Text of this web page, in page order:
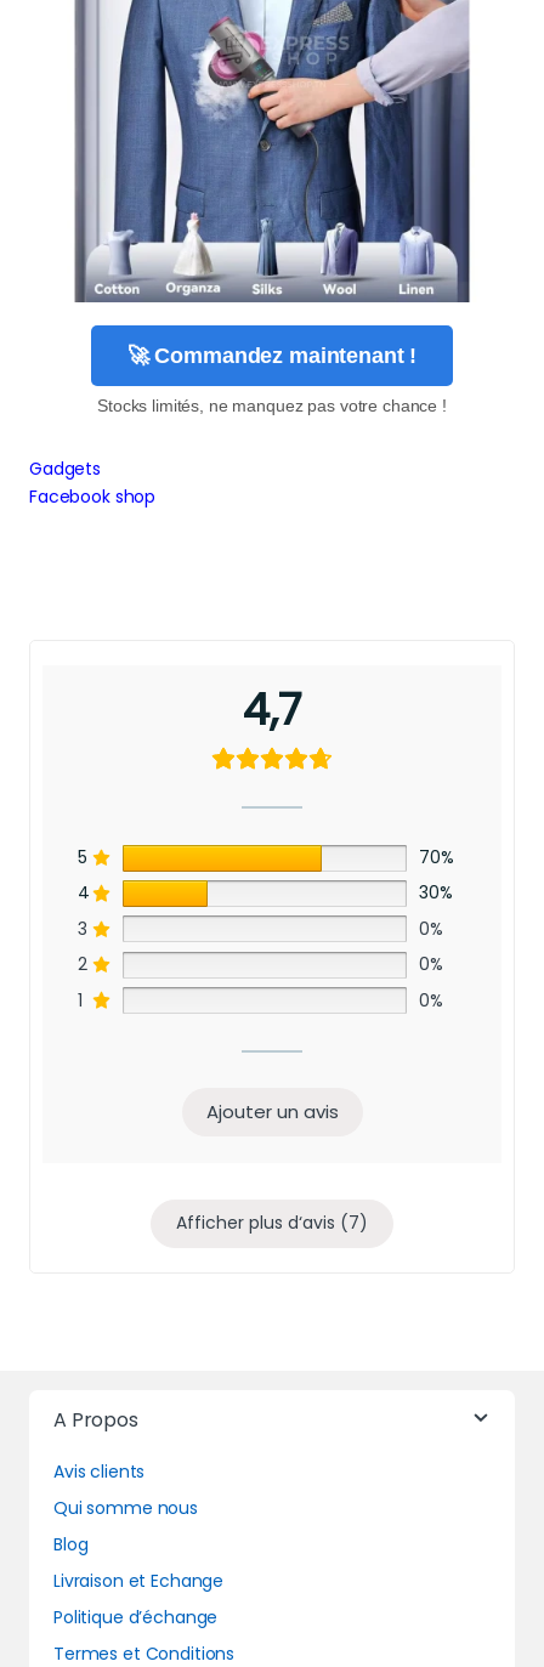
🚀 Commandez maintenant !
Stocks limités, ne manquez pas votre chance !
Gadgets
Facebook shop
4,7
5
70%
4
30%
3
0%
2
0%
1
0%
Ajouter un avis
Afficher plus d‘avis (7)
A Propos
Avis clients
Qui somme nous
Blog
Livraison et Echange
Politique d’échange
Termes et Conditions